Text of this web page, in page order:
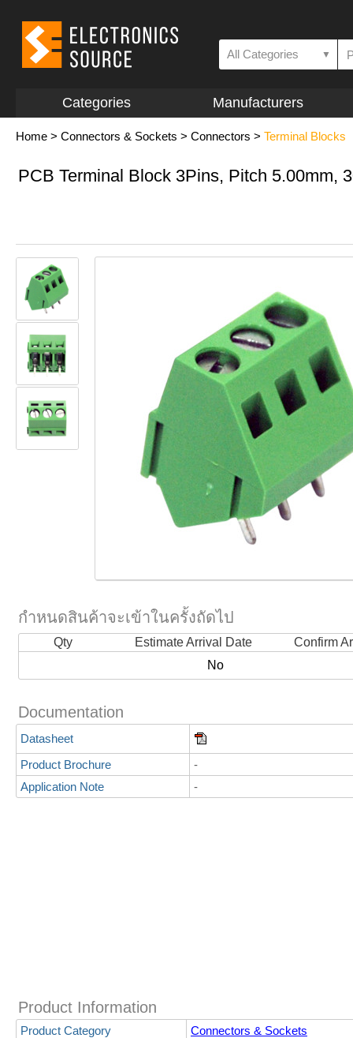
All Categories ▼
Categories Manufacturers
Home > Connectors & Sockets > Connectors > Terminal Blocks
PCB Terminal Block 3Pins, Pitch 5.00mm,
กำหนดสินค้าจะเข้าในครั้งถัดไป
Qty Estimate Arrival Date
Confirm
No
Documentation
Datasheet
Product Brochure
-
Application Note
-
Product Information
Product Category
Connectors & Sockets